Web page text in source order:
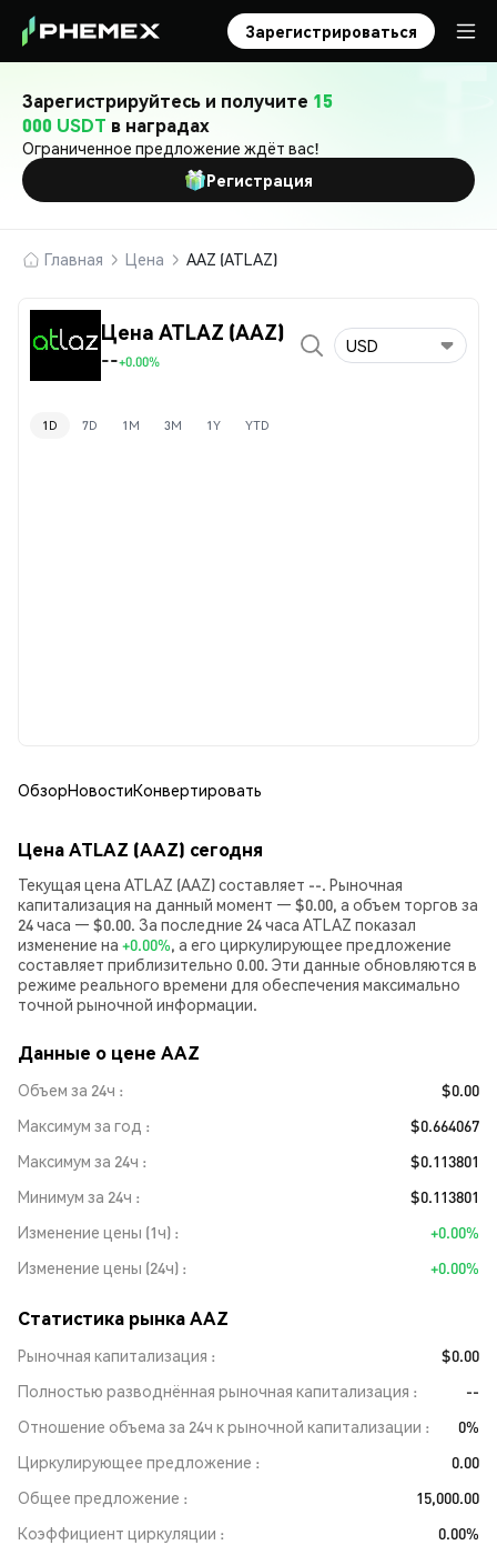
Зарегистрироваться
Зарегистрируйтесь и получите 15
000 USDT в наградах
Ограниченное предложение ждёт вас!
Регистрация
Главная Цена AAZ (ATLAZ)
Цена ATLAZ (AAZ)
--+0.00%
USD
1D 7D 1M 3M 1Y YTD
ОбзорНовостиКонвертировать
Цена ATLAZ (AAZ) сегодня
Текущая цена ATLAZ (AAZ) составляет --. Рыночная
капитализация на данный момент — $0.00, а объем торгов за
24 часа — $0.00. За последние 24 часа ATLAZ показал
изменение на +0.00%, а его циркулирующее предложение
составляет приблизительно 0.00. Эти данные обновляются в
режиме реального времени для обеспечения максимально
точной рыночной информации.
Данные о цене AAZ
Объем за 24ч
$0.00
Максимум за год
$0.664067
Максимум за 24ч
$0.113801
Минимум за 24ч
$0.113801
Изменение цены (1ч)
+0.00%
Изменение цены (24ч)
+0.00%
Статистика рынка AAZ
Рыночная капитализация
$0.00
Полностью разводнённая рыночная капитализация
--
Отношение объема за 24ч к рыночной капитализации
0%
Циркулирующее предложение
0.00
Общее предложение
15,000.00
Коэффициент циркуляции
0.00%